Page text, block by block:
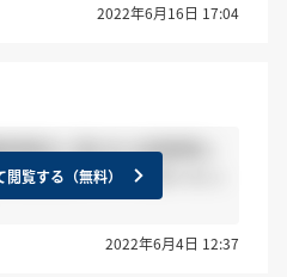
2022年6月16日 17:04
間外と思われる時間帯に
も待たされている方いらっ
覧する（無料）
2022年6月4日 12:37